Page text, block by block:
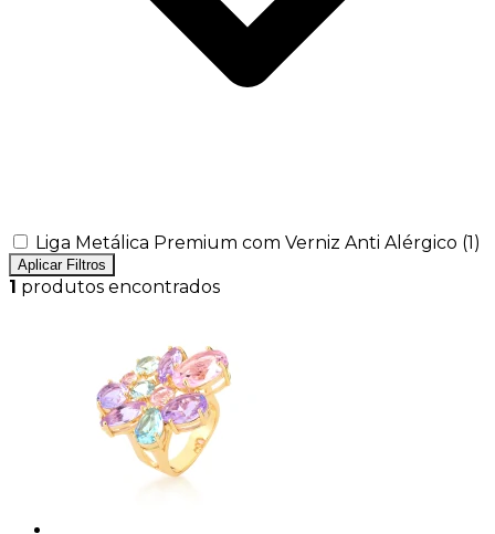
Liga Metálica Premium com Verniz Anti Alérgico (1)
Aplicar Filtros
1 produtos encontrados